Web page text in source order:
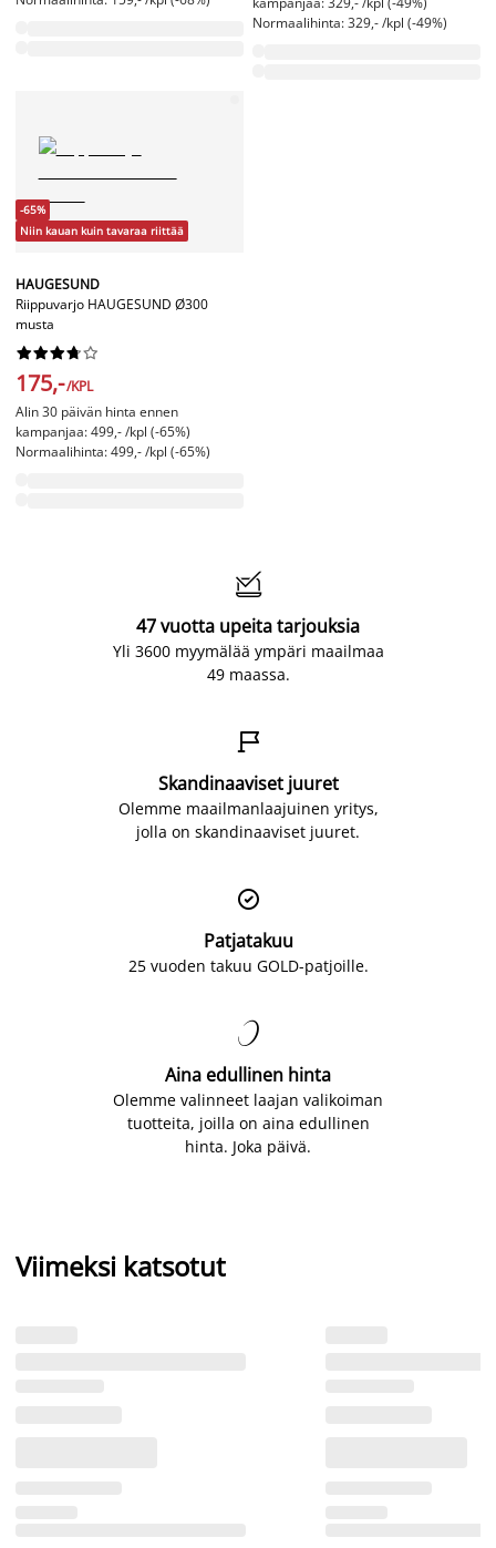
Normaalihinta: 329,- /kpl (-49%)
-65%
Niin kauan kuin tavaraa riittää
HAUGESUND
Riippuvarjo HAUGESUND Ø300
musta






175,-/KPL
Alin 30 päivän hinta ennen
kampanjaa: 499,- /kpl (-65%)
Normaalihinta: 499,- /kpl (-65%)

47 vuotta upeita tarjouksia
Yli 3600 myymälää ympäri maailmaa
49 maassa.

Skandinaaviset juuret
Olemme maailmanlaajuinen yritys,
jolla on skandinaaviset juuret.

Patjatakuu
25 vuoden takuu GOLD-patjoille.

Aina edullinen hinta
Olemme valinneet laajan valikoiman
tuotteita, joilla on aina edullinen
hinta. Joka päivä.
Viimeksi katsotut